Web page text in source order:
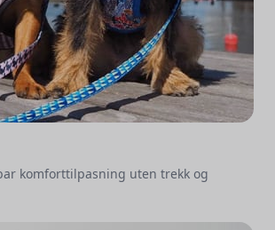
komforttilpasning uten trekk og